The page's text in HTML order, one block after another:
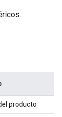
producto